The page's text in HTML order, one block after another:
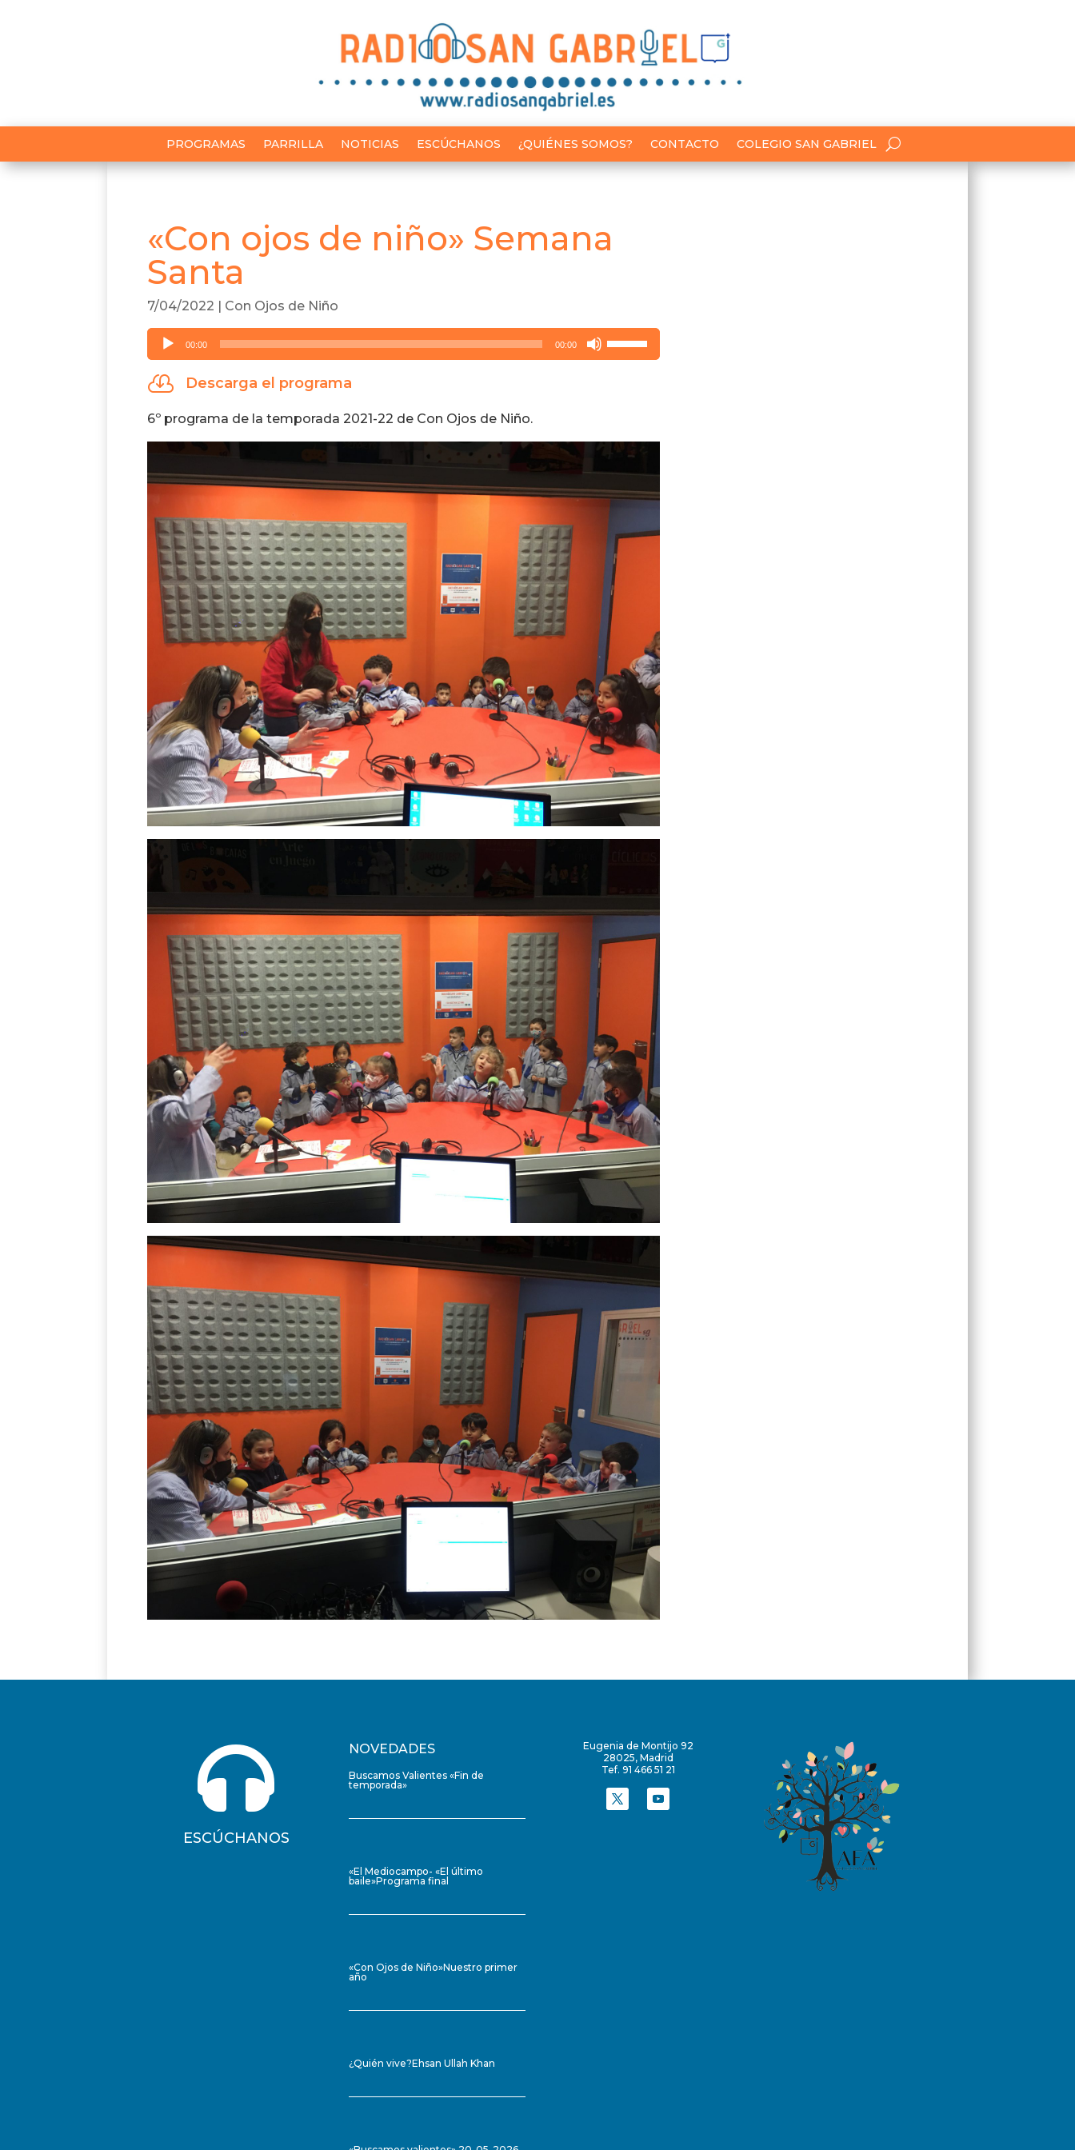
PROGRAMAS PARRILLA NOTICIAS ESCÚCHANOS ¿QUIÉNES SOMOS? CONTACTO COLEGIO SAN GABRIEL
«Con ojos de niño» Semana
Santa
7/04/2022
Con Ojos de Niño
Reproductor
de
audio
00:00 00:00
para
aumentar
o
volumen.
 Descarga el programa
6º programa de la temporada 2021-22 de Con Ojos de Niño.

ESCÚCHANOS
NOVEDADES
Buscamos Valientes «Fin de
temporada»
«El Mediocampo- «El último
baile»Programa final
«Con Ojos de Niño»Nuestro primer
año
¿Quién vive?Ehsan Ullah Khan
Eugenia de Montijo 92
28025, Madrid
Tef. 91 466 51 21